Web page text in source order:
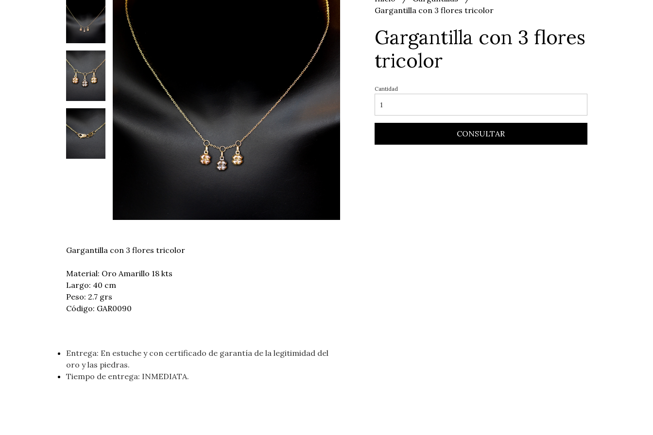
Gargantilla con 3 flores tricolor
Material: Oro Amarillo 18 kts
Largo: 40 cm
Peso: 2.7 grs
Código: GAR0090
Entrega: En estuche y con certificado de garantía de la legitimidad del
oro y las piedras.
Tiempo de entrega: INMEDIATA.
Gargantilla con 3 flores tricolor
Gargantilla con 3 flores
tricolor
Cantidad
CONSULTAR